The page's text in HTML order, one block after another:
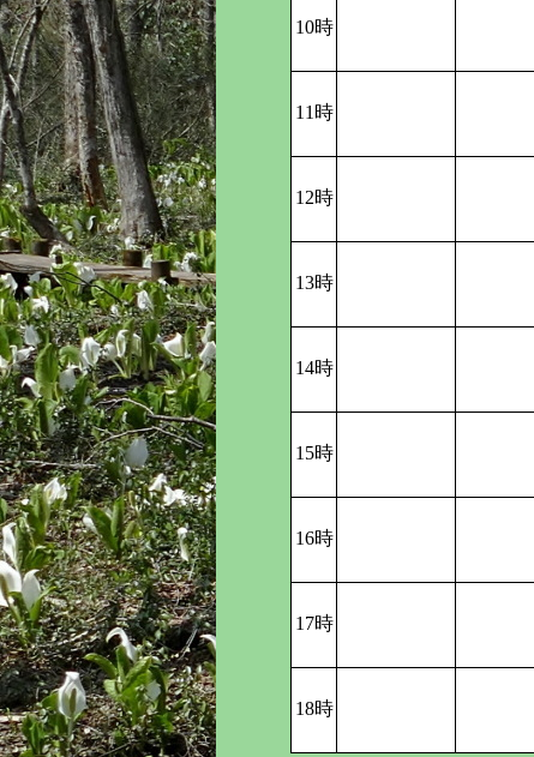
10時
11時
12時
13時
14時
15時
16時
17時
18時